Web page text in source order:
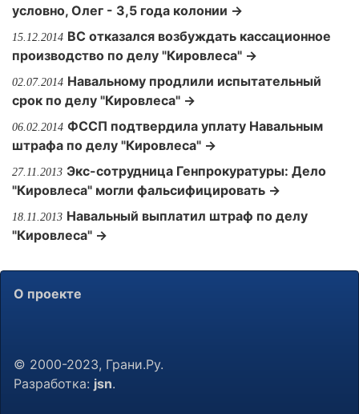
условно, Олег - 3,5 года колонии →
15.12.2014 ВС отказался возбуждать кассационное
производство по делу "Кировлеса" →
02.07.2014 Навальному продлили испытательный
срок по делу "Кировлеса" →
06.02.2014 ФССП подтвердила уплату Навальным
штрафа по делу "Кировлеса" →
27.11.2013 Экс-сотрудница Генпрокуратуры: Дело
"Кировлеса" могли фальсифицировать →
18.11.2013 Навальный выплатил штраф по делу
"Кировлеса" →
О проекте
© 2000-2023, Грани.Ру.
Разработка: jsn.